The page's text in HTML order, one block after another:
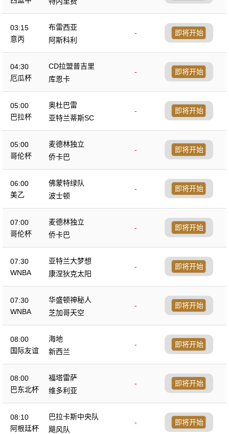
03:15
意丙
布雷西亚
-
阿斯科利
即将开始
04:30
厄瓜杯
CD拉盟普吉里
-
库恩卡
即将开始
05:00
巴拉杯
奥杜巴雷
-
亚特兰蒂斯SC
即将开始
05:00
哥伦杯
麦德林独立
-
侨卡巴
即将开始
06:00
美乙
佛蒙特绿队
-
波士顿
即将开始
07:00
哥伦杯
麦德林独立
-
侨卡巴
即将开始
07:30
WNBA
亚特兰大梦想
-
康涅狄克太阳
即将开始
07:30
WNBA
华盛顿神秘人
-
芝加哥天空
即将开始
08:00
国际友谊
海地
-
新西兰
即将开始
08:00
巴东北杯
福塔雷萨
-
维多利亚
即将开始
08:10
阿根廷杯
巴拉卡斯中央队
-
飓风队
即将开始